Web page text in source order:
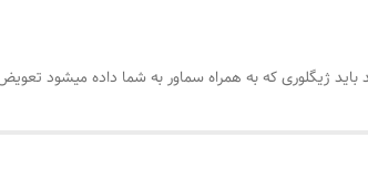
باید ژیگلوری که به همراه سماور به شما داده میشود